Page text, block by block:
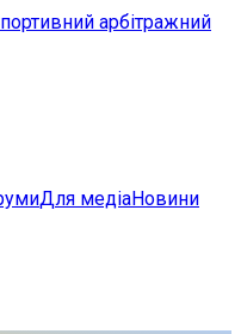
арбітражний
Для медіаНовини